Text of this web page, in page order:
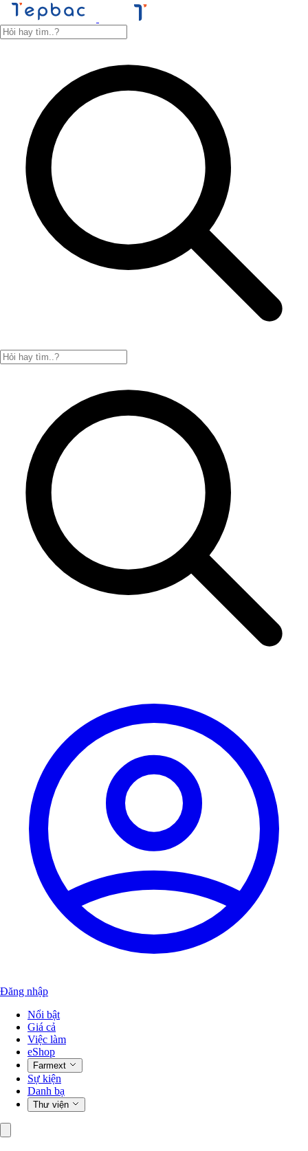
Đăng nhập
Nổi bật
Giá cả
Việc làm
eShop
Farmext
Sự kiện
Danh bạ
Thư viện